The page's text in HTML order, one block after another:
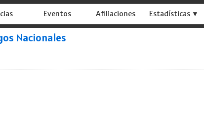
Eventos Afiliaciones Estadísticas ▼
Nacionales